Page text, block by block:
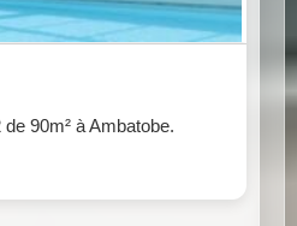
90m² à Ambatobe.